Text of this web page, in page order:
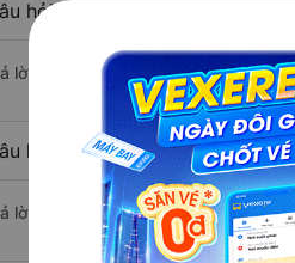
hỏi: Nhà xe đi Thiệu Hóa -
lời: Chuyến xe có giờ xuất phát
hỏi: Nhà xe đi Hoàng Mai -
lời: Chuyến xe có giờ xuất phát trễ